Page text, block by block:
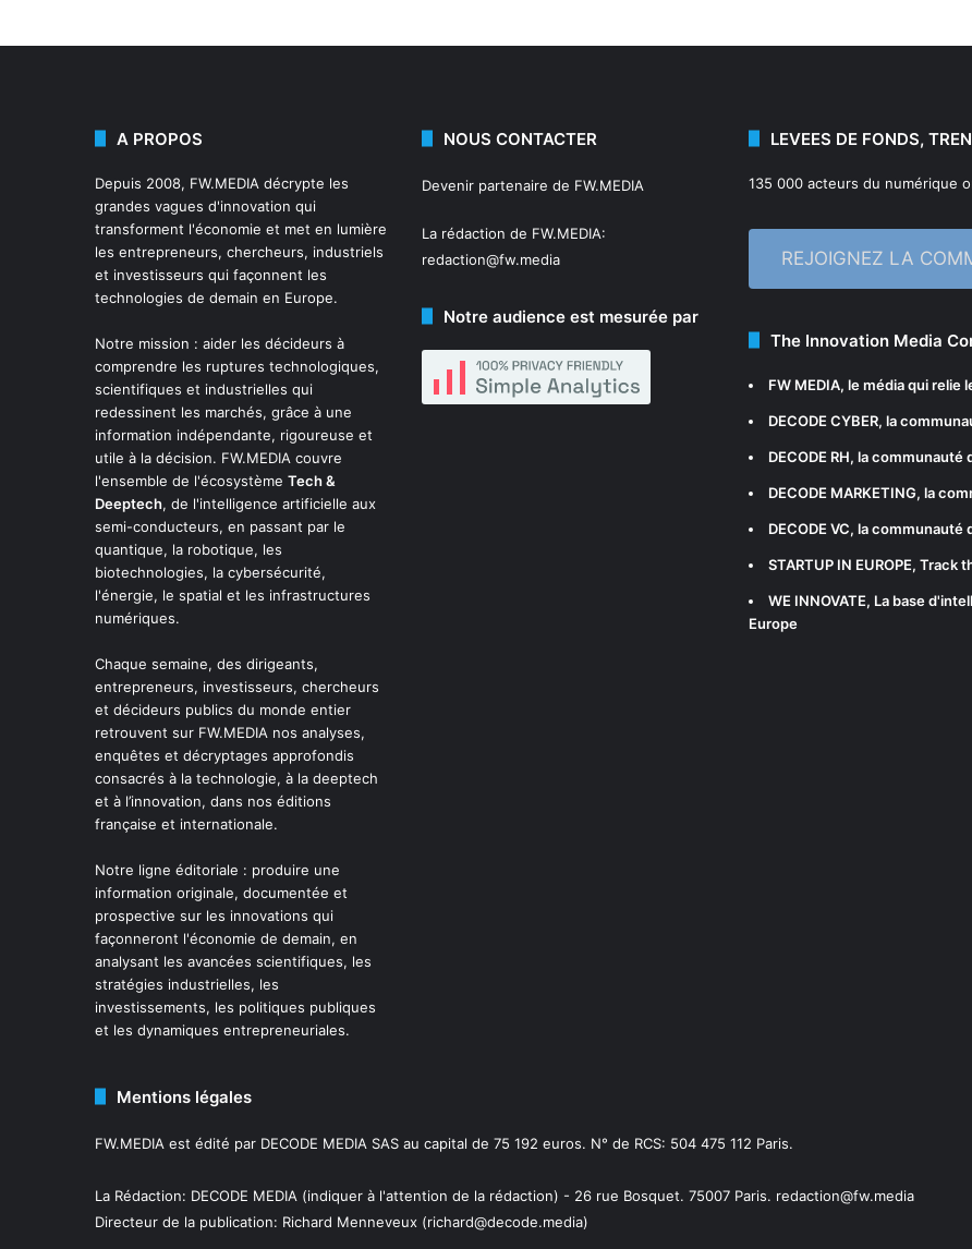
A PROPOS
Depuis 2008, FW.MEDIA décrypte les
grandes vagues d'innovation qui
transforment l'économie et met en lumière
les entrepreneurs, chercheurs, industriels
et investisseurs qui façonnent les
technologies de demain en Europe.
Notre mission : aider les décideurs à
comprendre les ruptures technologiques,
scientifiques et industrielles qui
redessinent les marchés, grâce à une
information indépendante, rigoureuse et
utile à la décision. FW.MEDIA couvre
l'ensemble de l'écosystème Tech &
Deeptech, de l'intelligence artificielle aux
semi-conducteurs, en passant par le
quantique, la robotique, les
biotechnologies, la cybersécurité,
l'énergie, le spatial et les infrastructures
numériques.
Chaque semaine, des dirigeants,
entrepreneurs, investisseurs, chercheurs
et décideurs publics du monde entier
retrouvent sur FW.MEDIA nos analyses,
enquêtes et décryptages approfondis
consacrés à la technologie, à la deeptech
et à l’innovation, dans nos éditions
française et internationale.
Notre ligne éditoriale : produire une
information originale, documentée et
prospective sur les innovations qui
façonneront l'économie de demain, en
analysant les avancées scientifiques, les
stratégies industrielles, les
investissements, les politiques publiques
et les dynamiques entrepreneuriales.
NOUS CONTACTER
Devenir partenaire de FW.MEDIA
La rédaction de FW.MEDIA:
redaction@fw.media
Notre audience est mesurée par
LEVEES DE FONDS,
135 000 acteurs du numérique
REJOIGNEZ LA
The Innovation Media
FW MEDIA, le média qui relie
DECODE CYBER, la
DECODE RH, la communauté
DECODE MARKETING, la
DECODE VC, la communauté
STARTUP IN EUROPE, Track
WE INNOVATE, La base
Europe
Mentions légales
FW.MEDIA est édité par DECODE MEDIA SAS au capital de 75 192 euros. N° de RCS: 504 475 112 Paris.
La Rédaction: DECODE MEDIA (indiquer à l'attention de la rédaction) - 26 rue Bosquet. 75007 Paris. redaction@fw.media
Directeur de la publication: Richard Menneveux (richard@decode.media)